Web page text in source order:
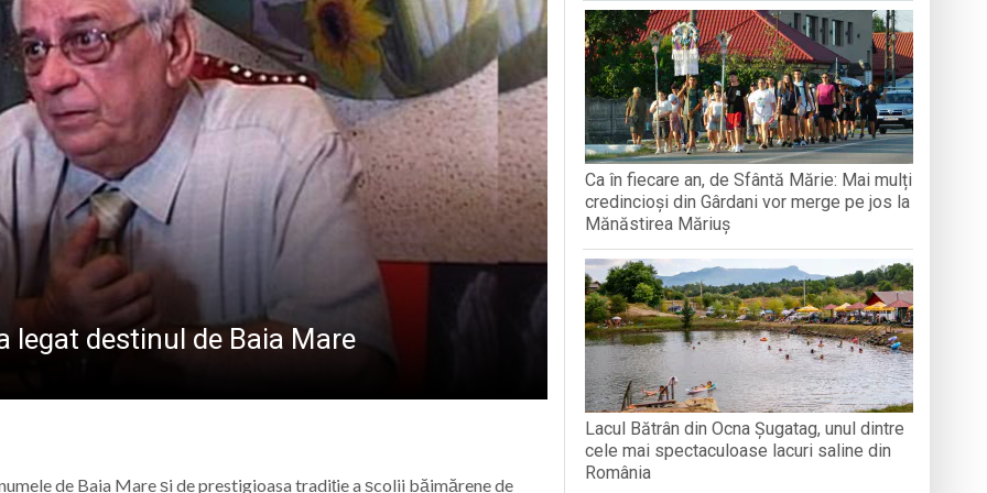
Baia Mare: Întreaga familie este invitată să vizioneze filmul de animație „Luca”
față în față cu adversari de elită la campionatul derulat în cadrul Grand Prix România
Maicii Domnului” în Parohia Șieu: Aproape 100 de copii au participat la activități
Mare, vizitat de numeroși turiști din țară și străinătate
BAVAREZE PE CÂMPIA TINERETULUI
legat destinul de Baia Mare
de Baia Mare și de prestigioasa tradiție a școlii băimărene de
Ca în fiecare an, de Sfântă Mărie: Mai mulți
credincioși din Gârdani vor merge pe jos la
Mănăstirea Măriuș
Lacul Bătrân din Ocna Șugatag, unul dintre
cele mai spectaculoase lacuri saline din
România